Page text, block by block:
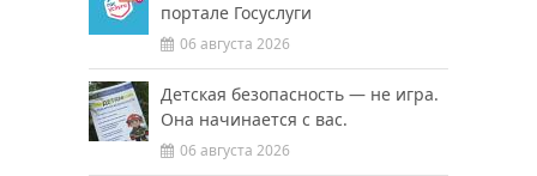
портале Госуслуги
06 августа 2026
Детская безопасность — не игра.
Она начинается с вас.
06 августа 2026